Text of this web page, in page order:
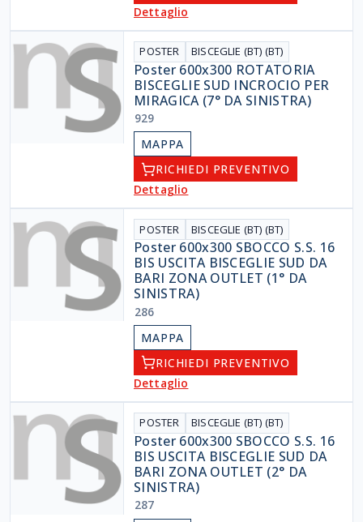
Dettaglio
POSTER BISCEGLIE (BT) (BT)
Poster 600x300 ROTATORIA
BISCEGLIE SUD INCROCIO PER
MIRAGICA (7° DA SINISTRA)
929
MAPPA
RICHIEDI PREVENTIVO
Dettaglio
POSTER BISCEGLIE (BT) (BT)
Poster 600x300 SBOCCO S.S. 16
BIS USCITA BISCEGLIE SUD DA
BARI ZONA OUTLET (1° DA
SINISTRA)
286
MAPPA
RICHIEDI PREVENTIVO
Dettaglio
POSTER BISCEGLIE (BT) (BT)
Poster 600x300 SBOCCO S.S. 16
BIS USCITA BISCEGLIE SUD DA
BARI ZONA OUTLET (2° DA
SINISTRA)
287